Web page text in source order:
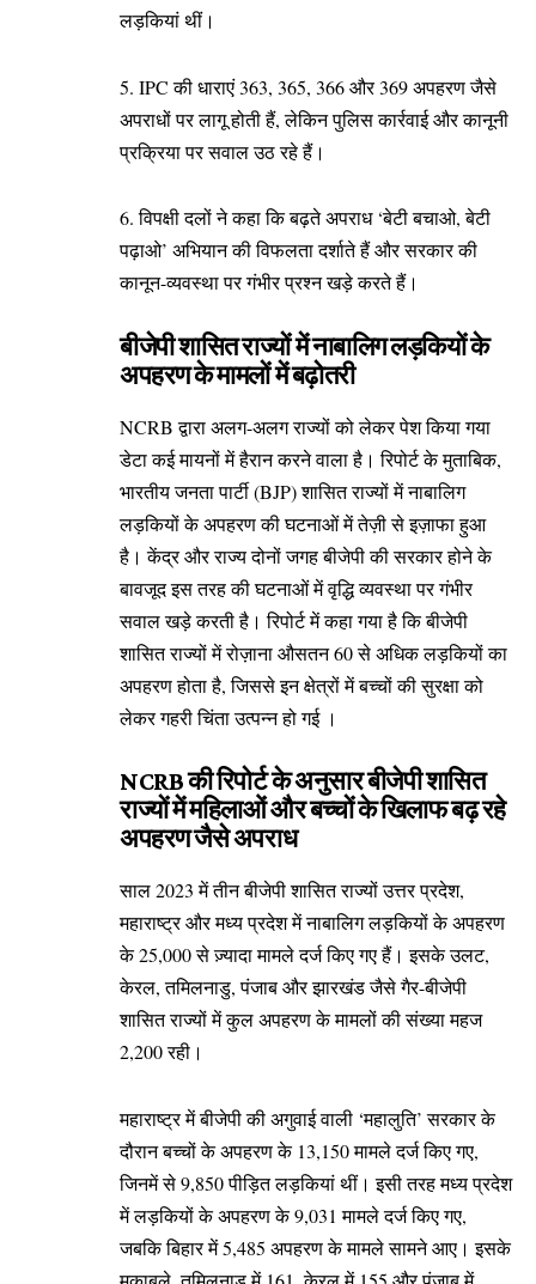
लड़कियां थीं।
5. IPC की धाराएं 363, 365, 366 और 369 अपहरण जैसे
अपराधों पर लागू होती हैं, लेकिन पुलिस कार्रवाई और कानूनी
प्रक्रिया पर सवाल उठ रहे हैं।
6. विपक्षी दलों ने कहा कि बढ़ते अपराध ‘बेटी बचाओ, बेटी
पढ़ाओ’ अभियान की विफलता दर्शाते हैं और सरकार की
कानून-व्यवस्था पर गंभीर प्रश्न खड़े करते हैं।
बीजेपी शासित राज्यों में नाबालिग लड़कियों के
अपहरण के मामलों में बढ़ोतरी
NCRB द्वारा अलग-अलग राज्यों को लेकर पेश किया गया
डेटा कई मायनों में हैरान करने वाला है। रिपोर्ट के मुताबिक,
भारतीय जनता पार्टी (BJP) शासित राज्यों में नाबालिग
लड़कियों के अपहरण की घटनाओं में तेज़ी से इज़ाफा हुआ
है। केंद्र और राज्य दोनों जगह बीजेपी की सरकार होने के
बावजूद इस तरह की घटनाओं में वृद्धि व्यवस्था पर गंभीर
सवाल खड़े करती है। रिपोर्ट में कहा गया है कि बीजेपी
शासित राज्यों में रोज़ाना औसतन 60 से अधिक लड़कियों का
अपहरण होता है, जिससे इन क्षेत्रों में बच्चों की सुरक्षा को
लेकर गहरी चिंता उत्पन्न हो गई ।
NCRB की रिपोर्ट के अनुसार बीजेपी शासित
राज्यों में महिलाओं और बच्चों के खिलाफ बढ़ रहे
अपहरण जैसे अपराध
साल 2023 में तीन बीजेपी शासित राज्यों उत्तर प्रदेश,
महाराष्ट्र और मध्य प्रदेश में नाबालिग लड़कियों के अपहरण
के 25,000 से ज़्यादा मामले दर्ज किए गए हैं। इसके उलट,
केरल, तमिलनाडु, पंजाब और झारखंड जैसे गैर-बीजेपी
शासित राज्यों में कुल अपहरण के मामलों की संख्या महज
2,200 रही।
महाराष्ट्र में बीजेपी की अगुवाई वाली ‘महालुति’ सरकार के
दौरान बच्चों के अपहरण के 13,150 मामले दर्ज किए गए,
जिनमें से 9,850 पीड़ित लड़कियां थीं। इसी तरह मध्य प्रदेश
में लड़कियों के अपहरण के 9,031 मामले दर्ज किए गए,
जबकि बिहार में 5,485 अपहरण के मामले सामने आए। इसके